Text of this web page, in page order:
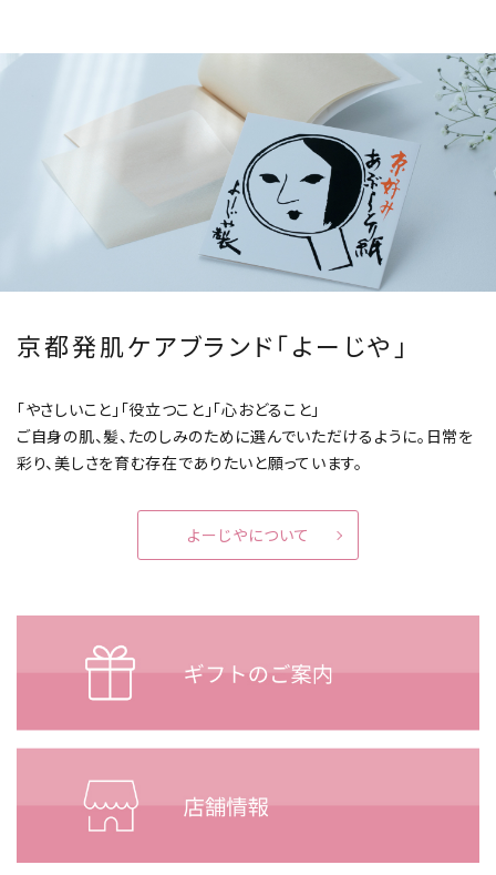
京都発肌ケアブランド「よーじや」
「やさしいこと」「役立つこと」「心おどること」
ご自身の肌、髪、たのしみのために選んでいただけるように。 日常を
彩り、美しさを育む存在でありたいと願っています。
よーじやについて